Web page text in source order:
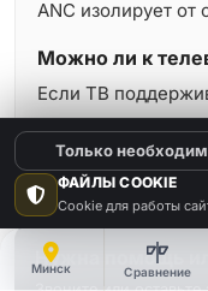
Минск Сравнение
ANC изолирует от
Можно ли к
Если ТВ
передатчик — да;
заметна в кино.
Нужна помощь
ФАЙЛЫ COOKIE
Cookie для работы
Только